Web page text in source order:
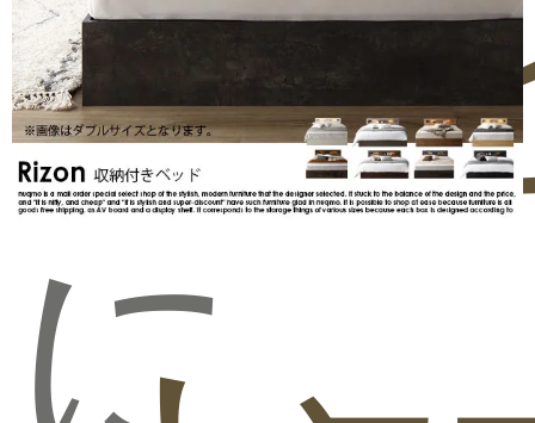
に
問ビ